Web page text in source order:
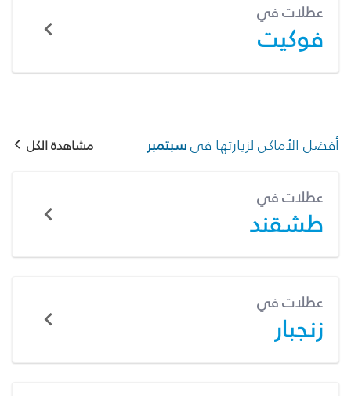
عطلات في
فوكيت
أفضل الأماكن لزيارتها فيسبتمبر مشاهدة الكل
عطلات في
طشقند
عطلات في
زنجبار